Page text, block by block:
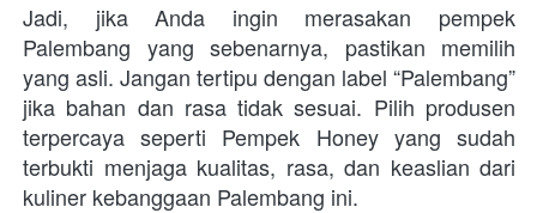
Jadi, jika Anda ingin merasakan pempek
Palembang yang sebenarnya, pastikan memilih
yang asli. Jangan tertipu dengan label “Palembang”
jika bahan dan rasa tidak sesuai. Pilih produsen
terpercaya seperti Pempek Honey yang sudah
terbukti menjaga kualitas, rasa, dan keaslian dari
kuliner kebanggaan Palembang ini.